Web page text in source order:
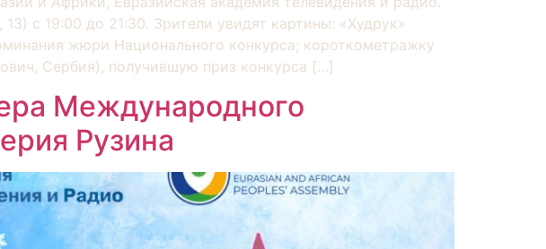
с 19:00 до 21:30. Зрители увидят картины: «Худрук»
жюри Национального конкурса; короткометражку
Сербия), получившую приз конкурса […]
Международного
Рузина